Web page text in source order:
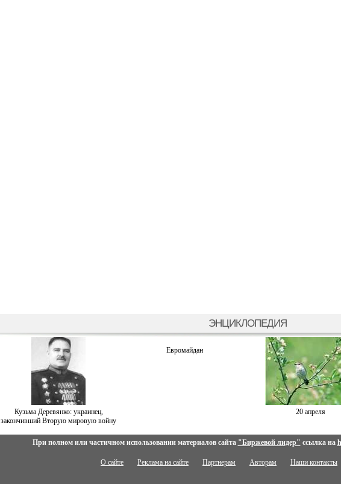
ЭНЦИКЛОПЕДИЯ
Кузьма Деревянко: украинец,
закончивший Вторую мировую войну
Евромайдан
20 апреля
При полном или частичном использовании материалов сайта "Биржевой лидер" ссылка на
О сайте Реклама на сайте Партнерам Авторам Наши контакты